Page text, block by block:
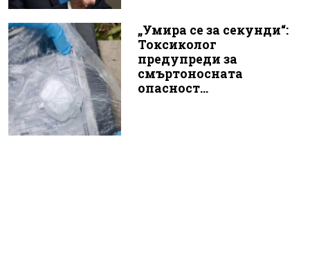
„Умира се за секунди“:
Токсиколог
предупреди за
смъртоносната
опасност...